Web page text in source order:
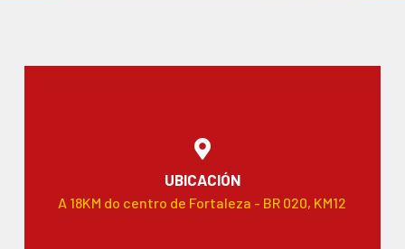
UBICACIÓN
A 18KM do centro de Fortaleza - BR 020, KM12